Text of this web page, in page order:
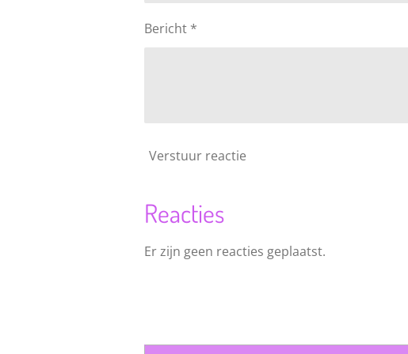
Bericht *
Verstuur reactie
Reacties
Er zijn geen reacties geplaatst.